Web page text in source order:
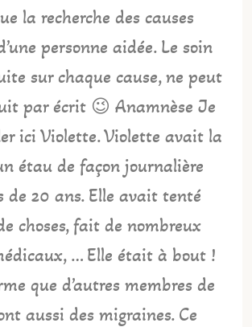
la recherche des causes
personne aidée. Le soin
sur chaque cause, ne peut
par écrit 😉 Anamnèse Je
ici Violette. Violette avait la
étau de façon journalière
de 20 ans. Elle avait tenté
choses, fait de nombreux
… Elle était à bout !
que d’autres membres de
aussi des migraines. Ce